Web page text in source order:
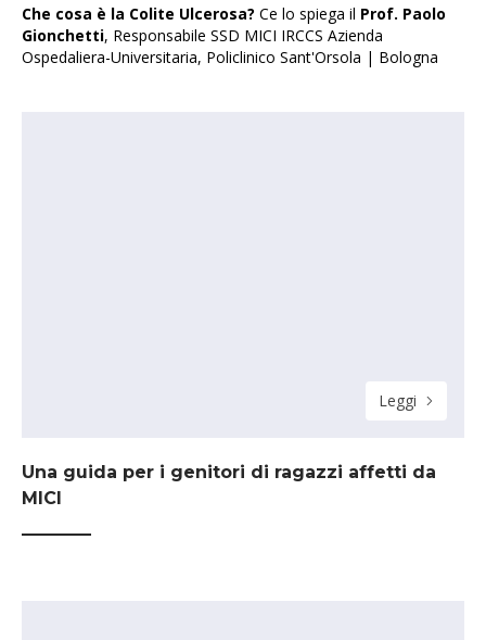
Che cosa è la Colite Ulcerosa? Ce lo spiega il Prof. Paolo
Gionchetti, Responsabile SSD MICI IRCCS Azienda
Ospedaliera-Universitaria, Policlinico Sant'Orsola | Bologna
Leggi
Una guida per i genitori di ragazzi affetti da
MICI